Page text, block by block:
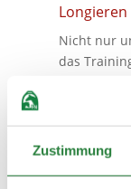
Zustimmung
Nicht nur
das
Cavaletti